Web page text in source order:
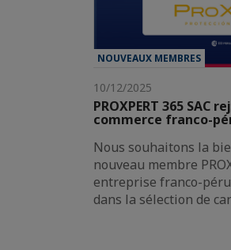
NOUVEAUX MEMBRES
10/12/2025
PROXPERT 365 SAC
commerce franco-
Nous souhaitons la
nouveau membre
entreprise franco-
dans la sélection de